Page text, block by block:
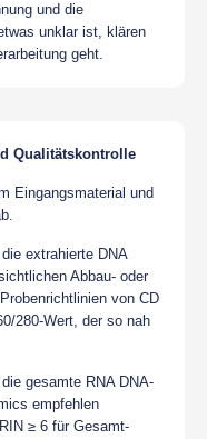
und die
unklar ist, klären
geht.
Qualitätskontrolle
Eingangsmaterial und
extrahierte DNA
Abbau- oder
von CD
280-Wert, der so nah
gesamte RNA DNA-
empfehlen
≥ 6 für Gesamt-